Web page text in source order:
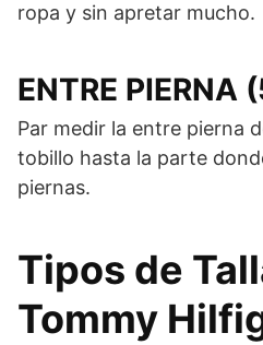
ropa y sin apretar mucho.
ENTRE PIERNA
Par medir la entre pierna
tobillo hasta la parte
piernas.
Tipos de
Tommy